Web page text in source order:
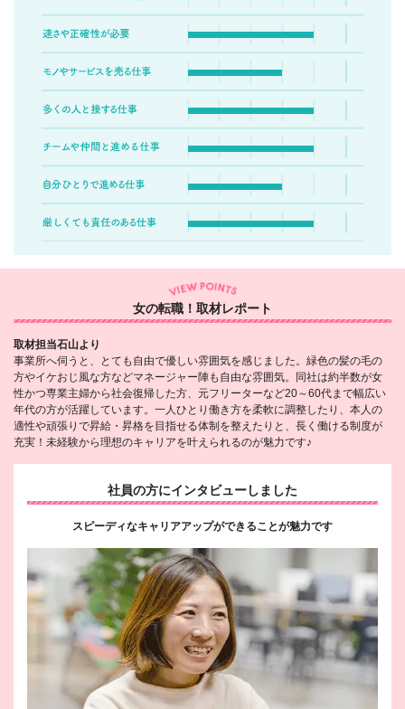
女の転職！取材レポート
取材担当石山より
事業所へ伺うと、とても自由で優しい雰囲気を感じました。緑色の髪の毛の
方やイケおじ風な方などマネージャー陣も自由な雰囲気。同社は約半数が女
性かつ専業主婦から社会復帰した方、元フリーターなど20～60代まで幅広い
年代の方が活躍しています。一人ひとり働き方を柔軟に調整したり、本人の
適性や頑張りで昇給・昇格を目指せる体制を整えたりと、長く働ける制度が
充実！未経験から理想のキャリアを叶えられるのが魅力です♪
社員の方にインタビューしました
スピーディなキャリアアップができることが魅力です